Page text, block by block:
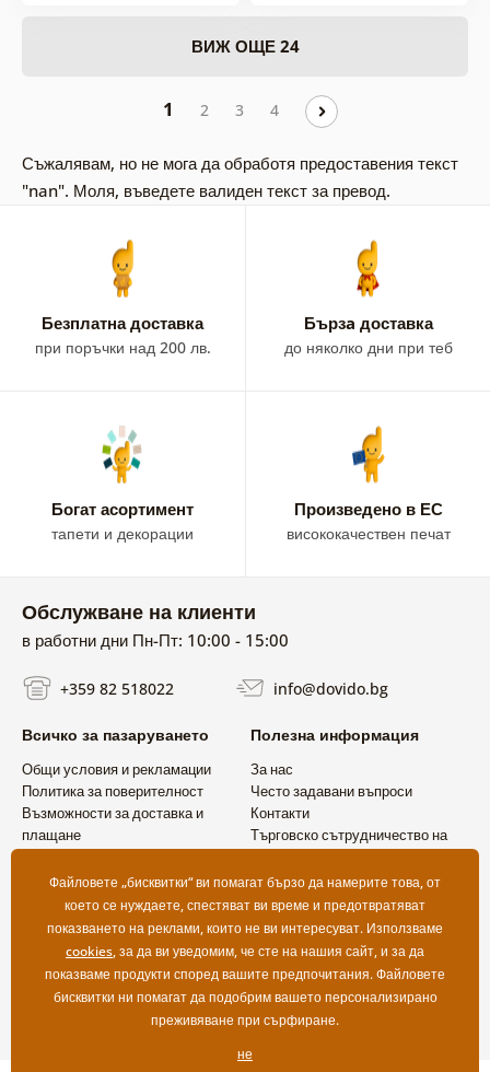
ВИЖ ОЩЕ 24
1 2 3 4
Съжалявам, но не мога да обработя предоставения текст
"nan". Моля, въведете валиден текст за превод.
Безплатна доставка
при поръчки над 200 лв.
Бързa доставка
до няколко дни при теб
Богат асортимент
тапети и декорации
Произведено в ЕС
висококачествен печат
Обслужване на клиенти
в работни дни Пн-Пт: 10:00 - 15:00
+359 82 518022 info@dovido.bg
Всичко за пазаруването
Общи условия и рекламации
Политика за поверителност
Възможности за доставка и
плащане
Полезна информация
За нас
Често задавани въпроси
Контакти
Търговско сътрудничество на
Файловете „бисквитки“ ви помагат бързо да намерите това, от
което се нуждаете, спестяват ви време и предотвратяват
показването на реклами, които не ви интересуват. Използваме
cookies, за да ви уведомим, че сте на нашия сайт, и за да
показваме продукти според вашите предпочитания. Файловете
бисквитки ни помагат да подобрим вашето персонализирано
преживяване при сърфиране.
не